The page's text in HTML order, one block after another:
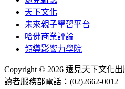
天下文化
未來親子學習平台
哈佛商業評論
領導影響力學院
Copyright © 2026 遠見天下文化
讀者服務部電話：(02)2662-0012